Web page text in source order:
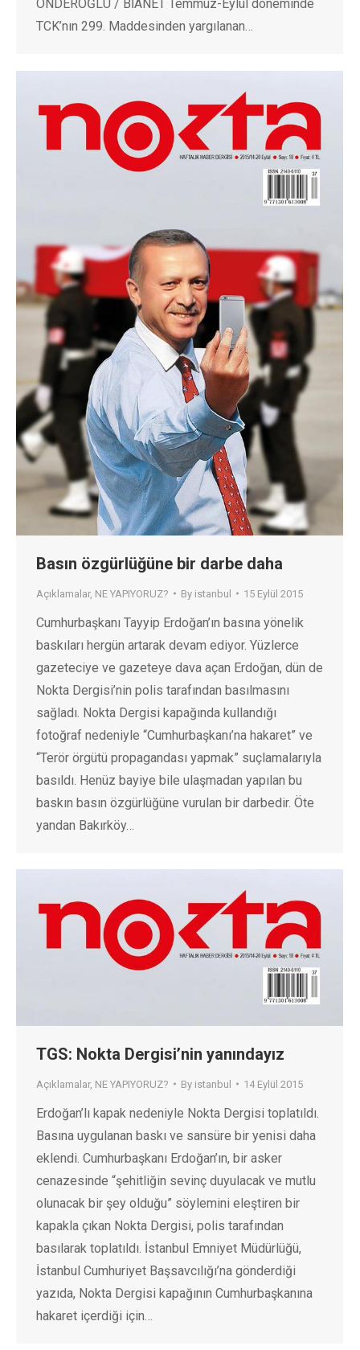
ÖNDEROĞLU / BİANET Temmuz-Eylül döneminde
TCK’nın 299. Maddesinden yargılanan…
Basın özgürlüğüne bir darbe daha
Açıklamalar, NE YAPIYORUZ? By istanbul 15 Eylül 2015
Cumhurbaşkanı Tayyip Erdoğan’ın basına yönelik
baskıları hergün artarak devam ediyor. Yüzlerce
gazeteciye ve gazeteye dava açan Erdoğan, dün de
Nokta Dergisi’nin polis tarafından basılmasını
sağladı. Nokta Dergisi kapağında kullandığı
fotoğraf nedeniyle “Cumhurbaşkanı’na hakaret” ve
“Terör örgütü propagandası yapmak” suçlamalarıyla
basıldı. Henüz bayiye bile ulaşmadan yapılan bu
baskın basın özgürlüğüne vurulan bir darbedir. Öte
yandan Bakırköy…
TGS: Nokta Dergisi’nin yanındayız
Açıklamalar, NE YAPIYORUZ? By istanbul 14 Eylül 2015
Erdoğan’lı kapak nedeniyle Nokta Dergisi toplatıldı.
Basına uygulanan baskı ve sansüre bir yenisi daha
eklendi. Cumhurbaşkanı Erdoğan’ın, bir asker
cenazesinde “şehitliğin sevinç duyulacak ve mutlu
olunacak bir şey olduğu” söylemini eleştiren bir
kapakla çıkan Nokta Dergisi, polis tarafından
basılarak toplatıldı. İstanbul Emniyet Müdürlüğü,
İstanbul Cumhuriyet Başsavcılığı’na gönderdiği
yazıda, Nokta Dergisi kapağının Cumhurbaşkanına
hakaret içerdiği için…